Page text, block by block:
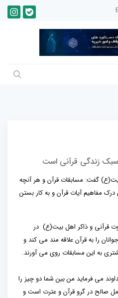
سبک زندگی قرآنی است
گفت: مسابقات قرآن و هر آنچه
مفاهيم آیات قرآن و به کار بستن
قرآنی و ذاکر اهل بیت(ع) در
را به قرآن علاقه مند می کند و
به این مسابقات روی می آورند.
می فرماید من بین شما دو چیز را
صالح در گرو قرآن و عترت است و